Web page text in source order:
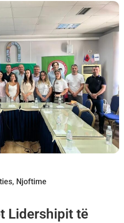
, Njoftime
Lidershipit të